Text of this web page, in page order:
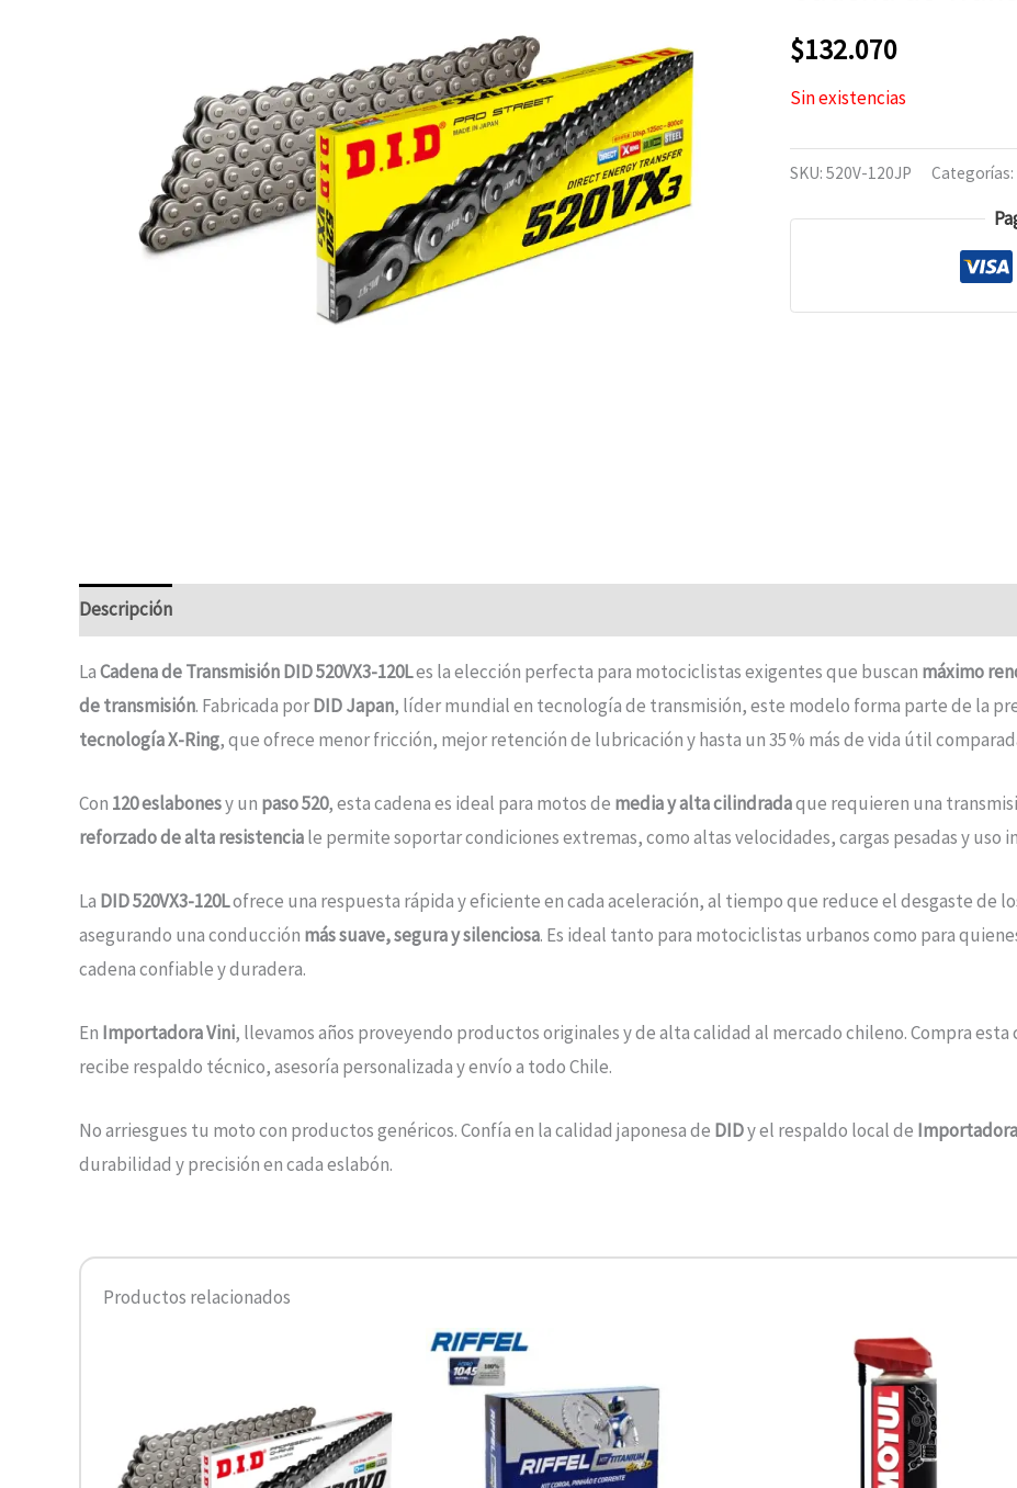
$132.070
Sin existencias
SKU: 520V-120JP Categorías:
Descripción
LaCadena de Transmisión DID 520VX3-120Les la elección perfecta para motociclistas exigentes que buscan máximo
de transmisión. Fabricada porDID Japan, líder mundial en tecnología de transmisión, este modelo forma parte de la
tecnología X-Ring, que ofrece menor fricción, mejor retención de lubricación y hasta un 35 % más de vida útil
Con 120 eslabonesy un paso 520, esta cadena es ideal para motos de media y alta cilindradaque requieren una
reforzado de alta resistenciale permite soportar condiciones extremas, como altas velocidades, cargas pesadas y uso
La DID 520VX3-120Lofrece una respuesta rápida y eficiente en cada aceleración, al tiempo que reduce el desgaste de
asegurando una conducción más suave, segura y silenciosa. Es ideal tanto para motociclistas urbanos como para
cadena confiable y duradera.
En Importadora Vini, llevamos años proveyendo productos originales y de alta calidad al mercado chileno. Compra
recibe respaldo técnico, asesoría personalizada y envío a todo Chile.
No arriesgues tu moto con productos genéricos. Confía en la calidad japonesa de DIDy el respaldo local de
durabilidad y precisión en cada eslabón.
Productos relacionados